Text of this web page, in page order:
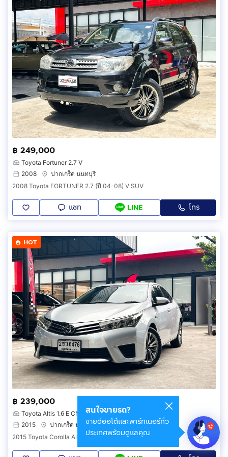
฿ 249,000
Toyota Fortuner 2.7 V
2008
ปากเกร็ด นนทบุรี
2008 Toyota FORTUNER 2.7 (ปี 04-08) V SUV
แชท LINE โทร
HOT
฿ 239,000
Toyota Altis 1.6 E CNG
2015
ปากเกร็ด นนทบุรี
2015 Toyota Corolla Altis 1.6 (ปี 14-18) E CNG Sedan
สนใจขายรถ?
ขายดีออโต้และพาร์ทเนอร์ทั่ว
ประเทศพร้อมดูแลคุณ